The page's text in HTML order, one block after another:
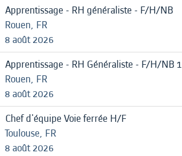
Apprentissage - RH généraliste - F/H/NB
Rouen, FR
8 août 2026
Apprentissage - RH Généraliste - F/H/NB 1
Rouen, FR
8 août 2026
Chef d'équipe Voie ferrée H/F
Toulouse, FR
8 août 2026